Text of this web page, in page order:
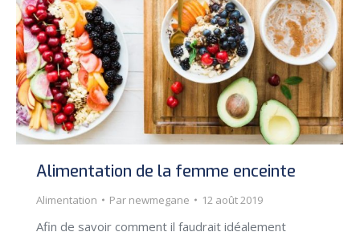
Alimentation de la femme enceinte
Alimentation Par newmegane 12 août 2019
Afin de savoir comment il faudrait idéalement